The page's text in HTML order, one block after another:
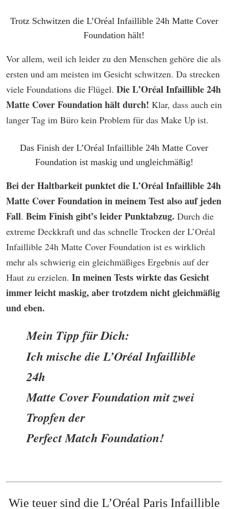
Trotz Schwitzen die L’Oréal Infaillible 24h Matte Cover
Foundation hält!
Vor allem, weil ich leider zu den Menschen gehöre die als
ersten und am meisten im Gesicht schwitzen. Da strecken
viele Foundations die Flügel. Die L’Oréal Infaillible 24h
Matte Cover Foundation hält durch! Klar, dass auch ein
langer Tag im Büro kein Problem für das Make Up ist.
Das Finish der L’Oréal Infaillible 24h Matte Cover
Foundation ist maskig und ungleichmäßig!
Bei der Haltbarkeit punktet die L’Oréal Infaillible 24h
Matte Cover Foundation in meinem Test also auf jeden
Fall. Beim Finish gibt’s leider Punktabzug. Durch die
extreme Deckkraft und das schnelle Trocken der L’Oréal
Infaillible 24h Matte Cover Foundation ist es wirklich
mehr als schwierig ein gleichmäßiges Ergebnis auf der
Haut zu erzielen. In meinen Tests wirkte das Gesicht
immer leicht maskig, aber trotzdem nicht gleichmäßig
und eben.
Mein Tipp für Dich:
Ich mische dieL’Oréal Infaillible
24h
Matte Cover Foundation mit zwei
Tropfen der
Perfect Match Foundation!
Wie teuer sind die L’Oréal Paris Infaillible